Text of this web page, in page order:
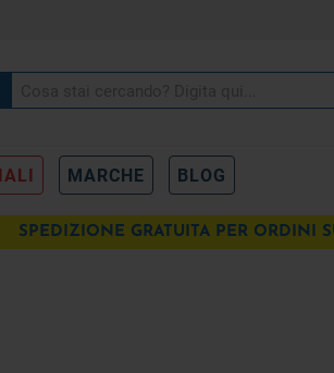
MARCHE BLOG
SPEDIZIONE GRATUITA PER ORDINI